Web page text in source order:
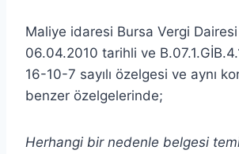
Maliye idaresi Bursa Vergi Dairesi
06.04.2010 tarihli ve
16-10-7 sayılı özelgesi ve aynı
benzer özelgelerinde;
Herhangi bir nedenle belgesi